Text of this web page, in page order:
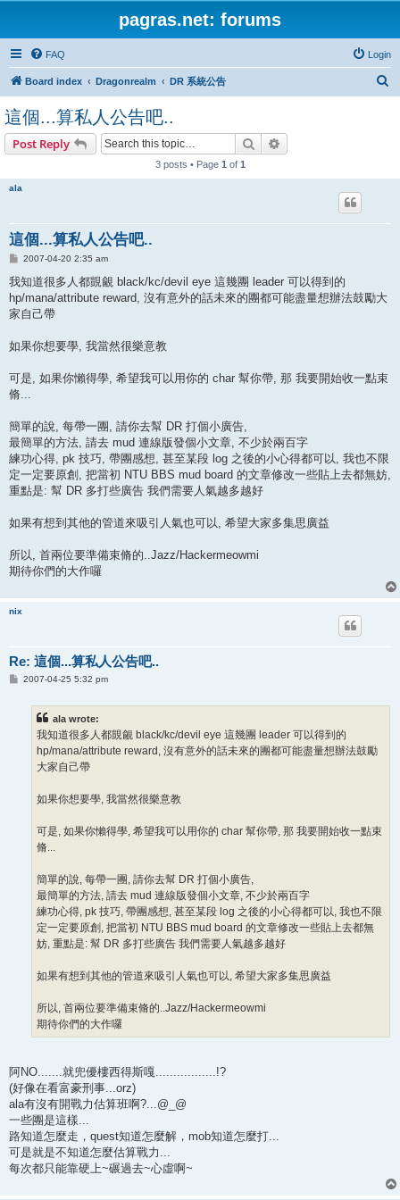
pagras.net: forums
FAQ Login
Board index Dragonrealm DR 系統公告
這個...算私人公告吧..
Post Reply Search
3 posts • Page 1 of 1
ala
這個...算私人公告吧..
P
s
t
2007-04-20 2:35 am
我知道很多人都覬覦 black/kc/devil eye 這幾團 leader 可以得到的
hp/mana/attribute reward, 沒有意外的話未來的團都可能盡量想辦法鼓勵大
家自己帶
如果你想要學, 我當然很樂意教
可是, 如果你懶得學, 希望我可以用你的 char 幫你帶, 那 我要開始收一點束
脩...
簡單的說, 每帶一團, 請你去幫 DR 打個小廣告,
最簡單的方法, 請去 mud 連線版發個小文章, 不少於兩百字
練功心得, pk 技巧, 帶團感想, 甚至某段 log 之後的小心得都可以, 我也不限
定一定要原創, 把當初 NTU BBS mud board 的文章修改一些貼上去都無妨,
重點是: 幫 DR 多打些廣告 我們需要人氣越多越好
如果有想到其他的管道來吸引人氣也可以, 希望大家多集思廣益
所以, 首兩位要準備束脩的..Jazz/Hackermeowmi
期待你們的大作囉
nix
Re: 這個...算私人公告吧..
P2007-04-25 5:32 pm
ala wrote:
我知道很多人都覬覦 black/kc/devil eye 這幾團 leader 可以得到的
hp/mana/attribute reward, 沒有意外的話未來的團都可能盡量想辦法鼓勵
大家自己帶
如果你想要學, 我當然很樂意教
可是, 如果你懶得學, 希望我可以用你的 char 幫你帶, 那 我要開始收一點束
脩...
簡單的說, 每帶一團, 請你去幫 DR 打個小廣告,
最簡單的方法, 請去 mud 連線版發個小文章, 不少於兩百字
練功心得, pk 技巧, 帶團感想, 甚至某段 log 之後的小心得都可以, 我也不限
定一定要原創, 把當初 NTU BBS mud board 的文章修改一些貼上去都無
妨, 重點是: 幫 DR 多打些廣告 我們需要人氣越多越好
如果有想到其他的管道來吸引人氣也可以, 希望大家多集思廣益
所以, 首兩位要準備束脩的..Jazz/Hackermeowmi
期待你們的大作囉
阿NO.......就兜優樓西得斯嘎.................!?
(好像在看富豪刑事...orz)
ala有沒有開戰力估算班啊?...@_@
一些團是這樣...
路知道怎麼走，quest知道怎麼解，mob知道怎麼打...
可是就是不知道怎麼估算戰力...
每次都只能靠硬上~碾過去~心虛啊~